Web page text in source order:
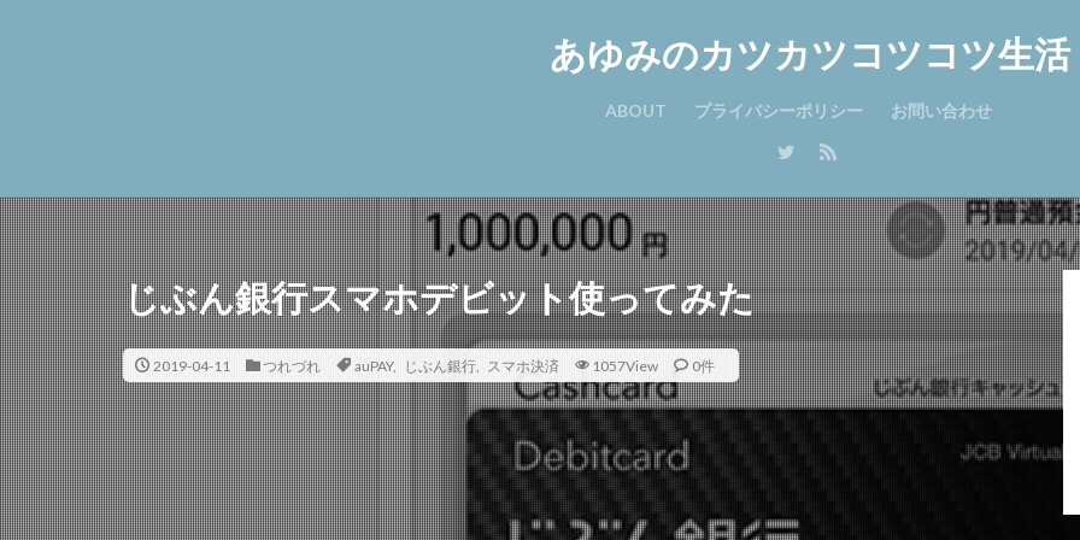
あゆみのカツカツコツコツ生活
ABOUT プライバシーポリシー お問い合わせ
じぶん銀行スマホデビット使ってみた
2019-04-11 つれづれ auPAY, じぶん銀行, スマホ決済 1057View 0件